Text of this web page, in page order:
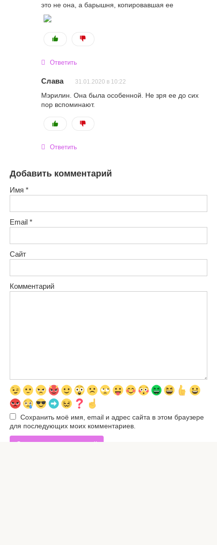
это не она, а барышня, копировавшая ее
Ответить
Слава 31.01.2020 в 10:22
Мэрилин. Она была особенной. Не зря ее до сих
пор вспоминают.
Ответить
Добавить комментарий
Имя *
Email *
Сайт
Комментарий
Сохранить моё имя, email и адрес сайта в этом браузере
для последующих моих комментариев.